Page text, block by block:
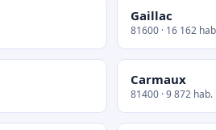
Gaillac
81600 · 16 162
Carmaux
81400 · 9 872 hab.